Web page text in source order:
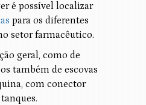
é possível localizar
para os diferentes
setor farmacêutico.
geral, como de
também de escovas
com conector